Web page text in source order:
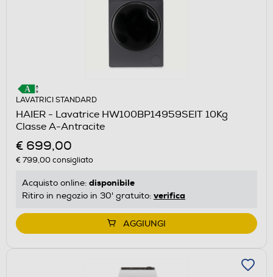
LAVATRICI STANDARD
HAIER - Lavatrice HW100BP14959SEIT 10Kg
Classe A-Antracite
€ 699,00
€ 799,00consigliato
Acquisto online: disponibile
Ritiro in negozio in 30' gratuito: verifica
AGGIUNGI